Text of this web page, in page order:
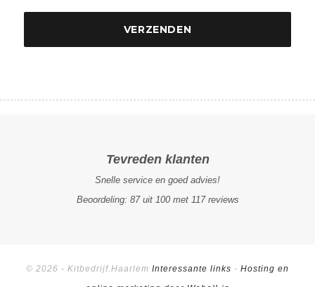
Tevreden klanten
Snelle service en goed advies!
Beoordeling: 87uit 100met 117reviews
© 2026 - Kitbedrijf.Haarlem Interessante links - Hosting en